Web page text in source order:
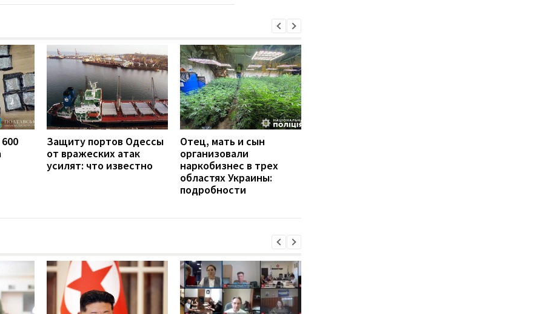
Защиту портов Одессы
от вражеских атак
усилят: что известно
Отец, мать и сын
организовали
наркобизнес в трех
областях Украины:
подробности